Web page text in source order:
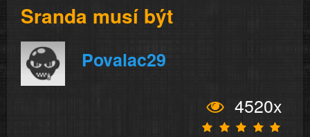
Sranda musí být
Povalac29
4520x